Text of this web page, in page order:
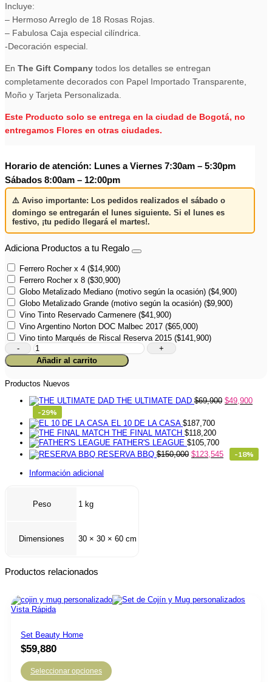
Incluye:
– Hermoso Arreglo de 18 Rosas Rojas.
– Fabulosa Caja especial cilíndrica.
-Decoración especial.
En The Gift Company todos los detalles se entregan
completamente decorados con Papel Importado Transparente,
Moño y Tarjeta Personalizada.
Este Producto solo se entrega en la ciudad de Bogotá, no
entregamos Flores en otras ciudades.
Horario de atención: Lunes a Viernes 7:30am – 5:30pm
Sábados 8:00am – 12:00pm
⚠️ Aviso importante: Los pedidos realizados el sábado o
domingo se entregarán el lunes siguiente. Si el lunes es
festivo, ¡tu pedido llegará el martes!.
Adiciona Productos a tu Regalo
Ferrero Rocher x 4 ($14,900)
Ferrero Rocher x 8 ($30,900)
Globo Metalizado Mediano (motivo según la ocasión) ($4,900)
Globo Metalizado Grande (motivo según la ocasión) ($9,900)
Vino Tinto Reservado Carmenere ($41,900)
Vino Argentino Norton DOC Malbec 2017 ($65,000)
Vino tinto Marqués de Riscal Reserva 2015 ($141,900)
Floral
Sorpresa
Roja
Añadir al carrito
Productos Nuevos
THE ULTIMATE DAD $69,900 $49,900
-29%
EL 10 DE LA CASA $187,700
THE FINAL MATCH $118,200
FATHER'S LEAGUE $105,700
RESERVA BBQ $150,000 $123,545 -18%
Información adicional
Peso 1 kg
Dimensiones 30 × 30 × 60 cm
Productos relacionados
Vista Rápida
Set Beauty Home
$59,880
Seleccionar opciones